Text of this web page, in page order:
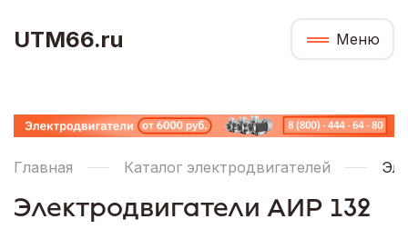
UTM66.ru Меню
Главная Каталог электродвигателей
Электродвигатели АИР 132